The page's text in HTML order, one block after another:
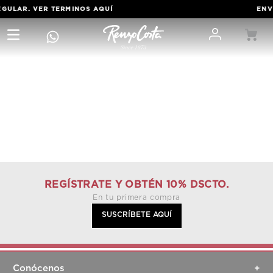
VER TERMINOSAQUÍ
REGÍSTRATE Y OBTÉN 10% DSCTO.
En tu primera compra
SUSCRÍBETE AQUÍ
Conócenos +